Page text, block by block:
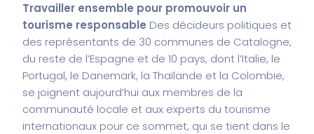
Travailler ensemble pour promouvoir un
tourisme responsable Des décideurs politiques et
des représentants de 30 communes de Catalogne,
du reste de l’Espagne et de 10 pays, dont l’Italie, le
Portugal, le Danemark, la Thaïlande et la Colombie,
se joignent aujourd’hui aux membres de la
communauté locale et aux experts du tourisme
internationaux pour ce sommet, qui se tient dans le